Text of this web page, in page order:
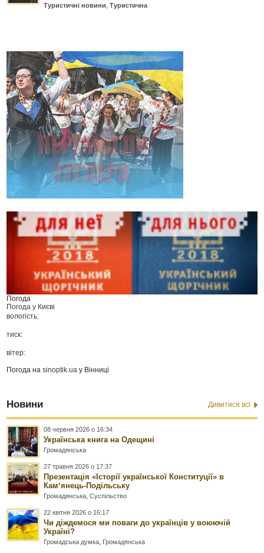
Туристичні новини ,Туристична
Погода
Погода у Києві
вологість:
тиск:
вітер:
Погода наsinoptik.ua у Вінниці
Новини Дивитися всі
08 червня 2026 о 16:34
Українська книга на Одещині
Громадянська
27 травня 2026 о 17:37
Презентація «Історії української Конституції» в
Камʼянець-Подільську
Громадянська ,Суспільство
22 квітня 2026 о 16:17
Чи діждемося ми поваги до українців у воюючій
Україні?
Громадська думка Громадянська